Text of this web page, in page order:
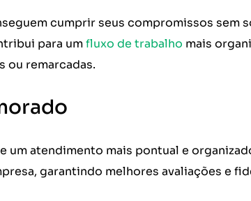
cumprir seus compromissos sem
para umfluxo de trabalho mais
ou remarcadas.
um atendimento mais pontual e
garantindo melhores avaliações e